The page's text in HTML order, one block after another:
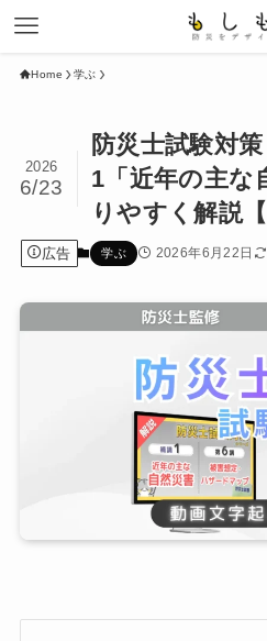
Home 学ぶ
防災士試験対
1「近年の主な
りやすく解説
2026
6/23
広告 学ぶ 2026年6月22日